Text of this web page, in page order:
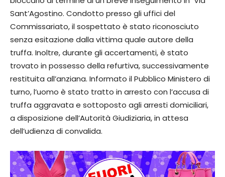
Sant’Agostino. Condotto presso gli uffici del
Commissariato, il sospettato è stato riconosciuto
senza esitazione dalla vittima quale autore della
truffa. Inoltre, durante gli accertamenti, è stato
trovato in possesso della refurtiva, successivamente
restituita all’anziana. Informato il Pubblico Ministero di
turno, l’uomo è stato tratto in arresto con l’accusa di
truffa aggravata e sottoposto agli arresti domiciliari,
a disposizione dell’Autorità Giudiziaria, in attesa
dell’udienza di convalida.